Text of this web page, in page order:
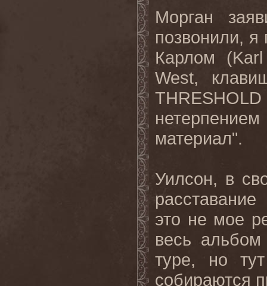
Морган
позвонили, я
Карлом (Karl
West,
THRESHOLD
материал".
Уилсон, в
это не мое
весь
туре, но
собираются